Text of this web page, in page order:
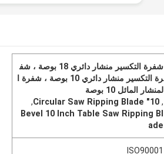
شفرة التكسير منشار دائري 18 بوصة ، شف
رة التكسير منشار دائري 10 بوصة ، شفرة ا
لمنشار المائل 10 بوصة
,
10" Circular Saw Ripping Blade
,
Bevel 10 Inch Table Saw Ripping Bl
ade
ISO90001